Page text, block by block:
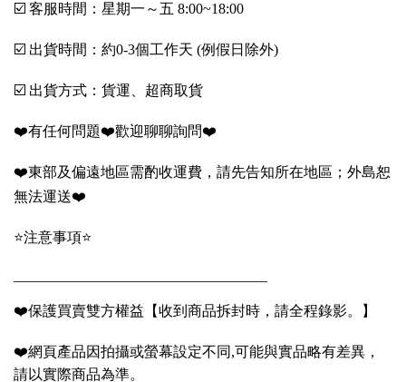
☑️ 客服時間：星期一～五 8:00~18:00
☑️ 出貨時間：約0-3個工作天 (例假日除外)
☑️ 出貨方式：貨運、超商取貨
❤️有任何問題❤️歡迎聊聊詢問❤️
❤️東部及偏遠地區需酌收運費，請先告知所在地區；外島恕
無法運送❤️
⭐️注意事項⭐️
❤️保護買賣雙方權益【收到商品拆封時，請全程錄影。】
❤️網頁產品因拍攝或螢幕設定不同,可能與實品略有差異，
請以實際商品為準。